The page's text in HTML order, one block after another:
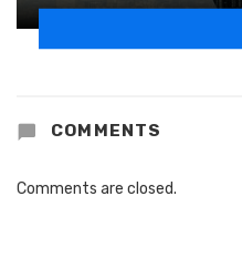
COMMENTS
Comments are closed.